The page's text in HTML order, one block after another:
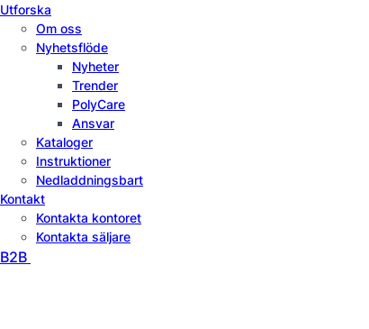
Utforska
Om oss
Nyhetsflöde
Nyheter
Trender
PolyCare
Ansvar
Kataloger
Instruktioner
Nedladdningsbart
Kontakt
Kontakta kontoret
Kontakta säljare
B2B